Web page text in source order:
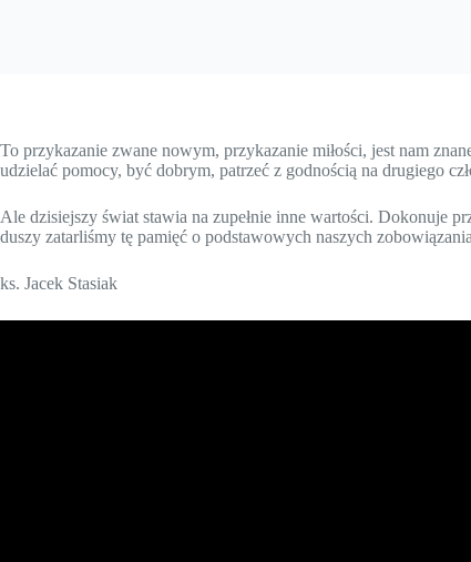
To przykazanie zwane nowym, przykazanie miłości, jest nam
udzielać pomocy, być dobrym, patrzeć z godnością na drugiego
Ale dzisiejszy świat stawia na zupełnie inne wartości. Dokonuje
duszy zatarliśmy tę pamięć o podstawowych naszych
ks. Jacek Stasiak